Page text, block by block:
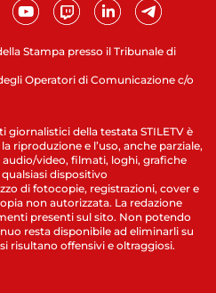
Stampa presso il Tribunale di
Operatori di Comunicazione c/o
della testata STILETV è
riproduzione e l’uso, anche parziale,
video, filmati, loghi, grafiche
dispositivo
di fotocopie, registrazioni, cover e
non autorizzata. La redazione
presenti sul sito. Non potendo
resta disponibile ad eliminarli su
risultano offensivi e oltraggiosi.